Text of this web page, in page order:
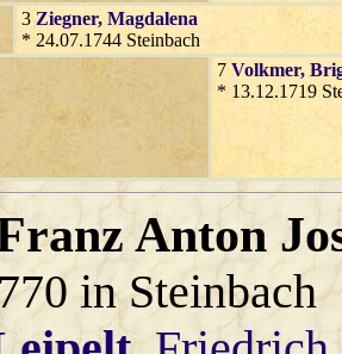
3 Ziegner, Magdalena
* 24.07.1744 Steinbach
7 Volkmer,
* 13.12.1719
Anton
in Steinbach